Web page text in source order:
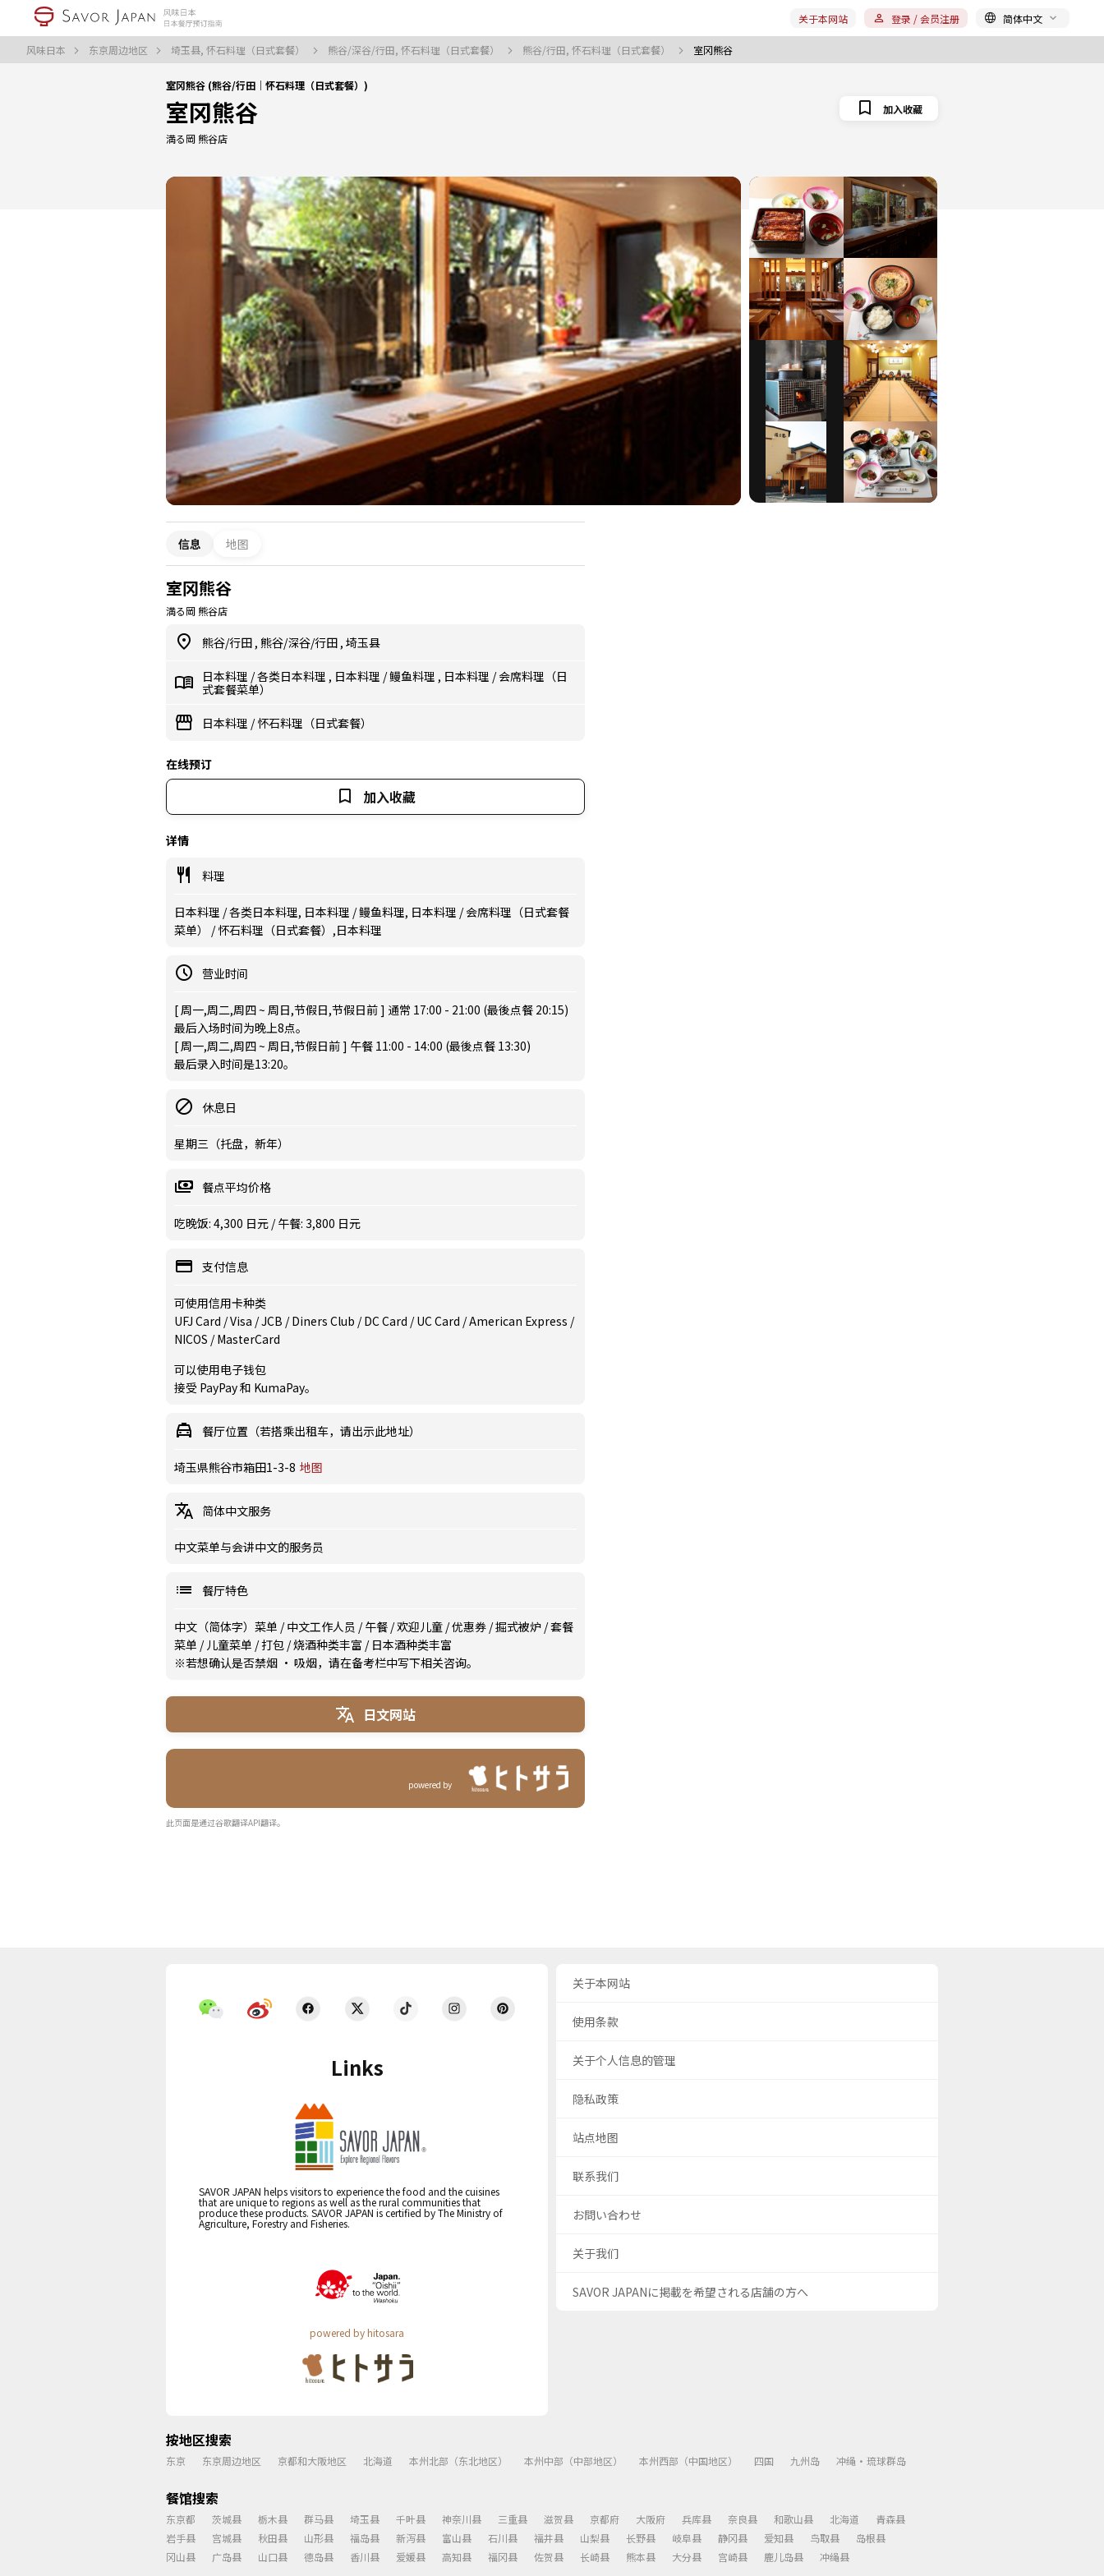
风味日本 东京周边地区 埼玉县, 怀石料理（日式套餐） 熊谷/深谷/行田, 怀石料理（日式套餐） 熊谷/行田, 怀石料理（日式套餐） 室冈熊谷
关于本网站 登录 / 会员注册 简体中文
室冈熊谷 (熊谷/行田｜怀石料理（日式套餐）)
室冈熊谷
満る岡 熊谷店
加入收藏
信息 地图
室冈熊谷
満る岡 熊谷店
熊谷/行田 , 熊谷/深谷/行田 , 埼玉县
日本料理 /各类日本料理 , 日本料理 /鳗鱼料理 , 日本料理 /会席料理（日
式套餐菜单）
日本料理 /怀石料理（日式套餐）
在线预订
加入收藏
详情
料理
日本料理 / 各类日本料理, 日本料理 / 鳗鱼料理, 日本料理 / 会席料理（日式套餐
菜单） / 怀石料理（日式套餐）,日本料理
营业时间
[ 周一,周二,周四 ~ 周日,节假日,节假日前 ] 通常 17:00 - 21:00 (最後点餐 20:15)
最后入场时间为晚上8点。
[ 周一,周二,周四 ~ 周日,节假日前 ] 午餐 11:00 - 14:00 (最後点餐 13:30)
最后录入时间是13:20。
休息日
星期三（托盘，新年）
餐点平均价格
吃晚饭: 4,300 日元 / 午餐: 3,800 日元
支付信息
可使用信用卡种类
UFJ Card / Visa / JCB / Diners Club / DC Card / UC Card / American Express /
NICOS / MasterCard
可以使用电子钱包
接受 PayPay 和 KumaPay。
餐厅位置（若搭乘出租车，请出示此地址）
埼玉県熊谷市箱田1-3-8 地图
简体中文服务
中文菜单与会讲中文的服务员
餐厅特色
中文（简体字）菜单 /中文工作人员 /午餐 /欢迎儿童 /优惠券 /掘式被炉 /套餐
菜单 /儿童菜单 /打包 /烧酒种类丰富 / 日本酒种类丰富
※若想确认是否禁烟 · 吸烟，请在备考栏中写下相关咨询。
日文网站
powered by
此页面是通过谷歌翻译API翻译。
Links
SAVOR JAPAN helps visitors to experience the food and the cuisines
that are unique to regions as well as the rural communities that
produce these products. SAVOR JAPAN is certified by The Ministry of
Agriculture, Forestry and Fisheries.
powered by hitosara
关于本网站
使用条款
关于个人信息的管理
隐私政策
站点地图
联系我们
お問い合わせ
关于我们
SAVOR JAPANに掲載を希望される店舗の方へ
按地区搜索
东京 东京周边地区 京都和大阪地区 北海道 本州北部（东北地区） 本州中部（中部地区） 本州西部（中国地区） 四国 九州岛 冲绳・琉球群岛
餐馆搜索
东京都 茨城县 栃木县 群马县 埼玉县 千叶县 神奈川县 三重县 滋贺县 京都府 大阪府 兵库县 奈良县 和歌山县 北海道
青森县
岩手县
宫城县 秋田县 山形县 福岛县 新泻县 富山县 石川县 福井县 山梨县 长野县 岐阜县 静冈县 爱知县 鸟取县
岛根县
冈山县
广岛县 山口县 德岛县 香川县 爱媛县 高知县 福冈县 佐贺县 长崎县 熊本县 大分县 宫崎县 鹿儿岛县 冲绳县